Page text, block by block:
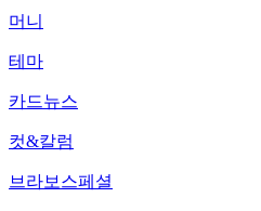
머니
테마
카드뉴스
컷&칼럼
브라보스페셜